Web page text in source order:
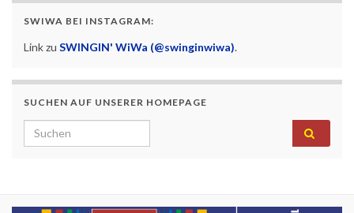
SWIWA BEI INSTAGRAM:
Link zu SWINGIN' WiWa (@swinginwiwa).
SUCHEN AUF UNSERER HOMEPAGE
Search for: